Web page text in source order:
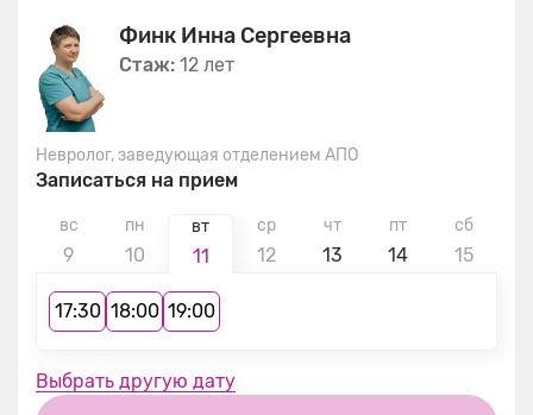
Финк Инна Сергеевна
Стаж: 12 лет
Невролог, заведующая отделением АПО
Записаться на прием
вс
9
пн
10
вт
11
ср
12
чт
13
пт
14
сб
15
17:30 18:00 19:00
Выбрать другую дату